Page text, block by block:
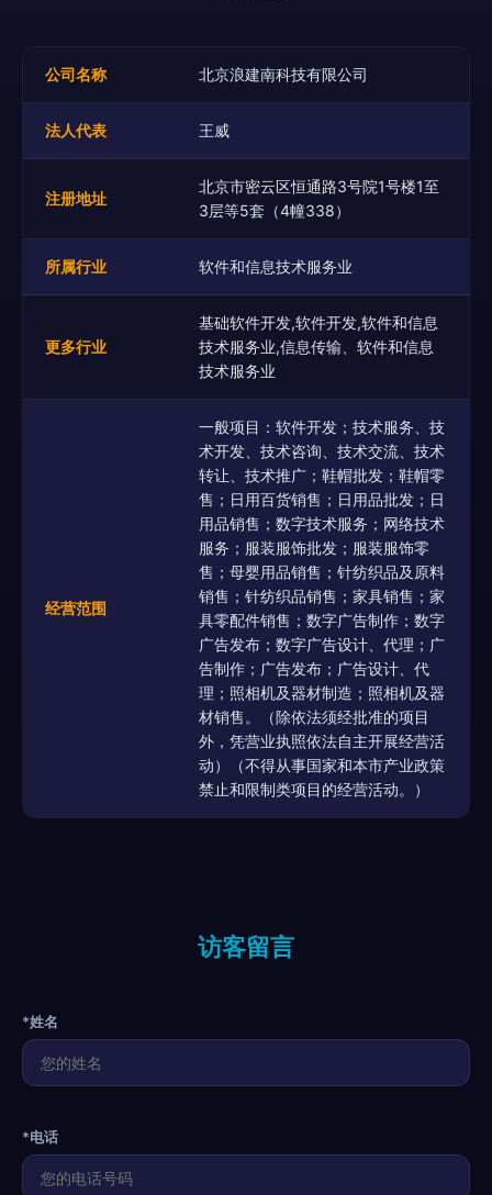
公司名称 北京浪建南科技有限公司
法人代表 王威
注册地址
北京市密云区恒通路3号院1号楼1至
3层等5套（4幢338）
所属行业 软件和信息技术服务业
更多行业
基础软件开发,软件开发,软件和信息
技术服务业,信息传输、软件和信息
技术服务业
经营范围
一般项目：软件开发；技术服务、技
术开发、技术咨询、技术交流、技术
转让、技术推广；鞋帽批发；鞋帽零
售；日用百货销售；日用品批发；日
用品销售；数字技术服务；网络技术
服务；服装服饰批发；服装服饰零
售；母婴用品销售；针纺织品及原料
销售；针纺织品销售；家具销售；家
具零配件销售；数字广告制作；数字
广告发布；数字广告设计、代理；广
告制作；广告发布；广告设计、代
理；照相机及器材制造；照相机及器
材销售。（除依法须经批准的项目
外，凭营业执照依法自主开展经营活
动）（不得从事国家和本市产业政策
禁止和限制类项目的经营活动。）
访客留言
*姓名
*电话